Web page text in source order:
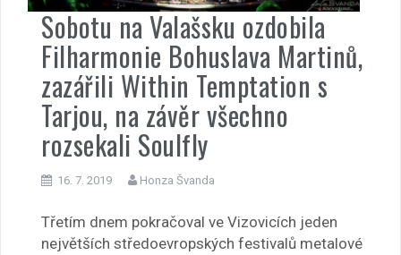
Sobotu na Valašsku ozdobila
Filharmonie Bohuslava Martinů,
zazářili Within Temptation s
Tarjou, na závěr všechno
rozsekali Soulfly
16. 7. 2019 Honza Švanda
Třetím dnem pokračoval ve Vizovicích jeden
největších středoevropských festivalů metalové